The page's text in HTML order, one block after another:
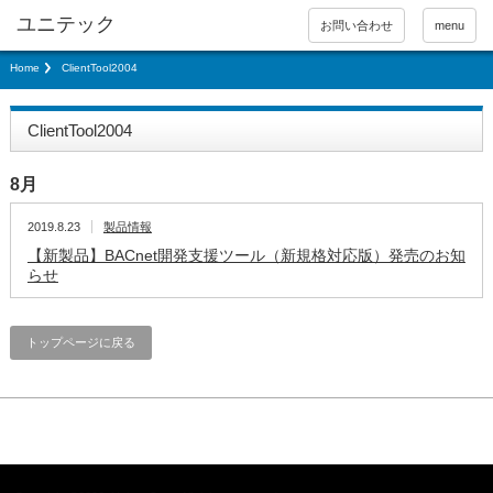
お問い合わせ menu
Home ClientTool2004
ClientTool2004
8月
2019.8.23 製品情報
【新製品】BACnet開発支援ツール（新規格対応版）発売のお知
らせ
トップページに戻る